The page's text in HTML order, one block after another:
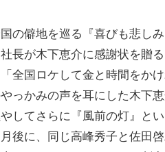
の僻地を巡る『喜びも悲し
長が木下恵介に感謝状を贈
全国ロケして金と時間をか
っかみの声を耳にした木下
してさらに『風前の灯』と
後に、同じ高峰秀子と佐田